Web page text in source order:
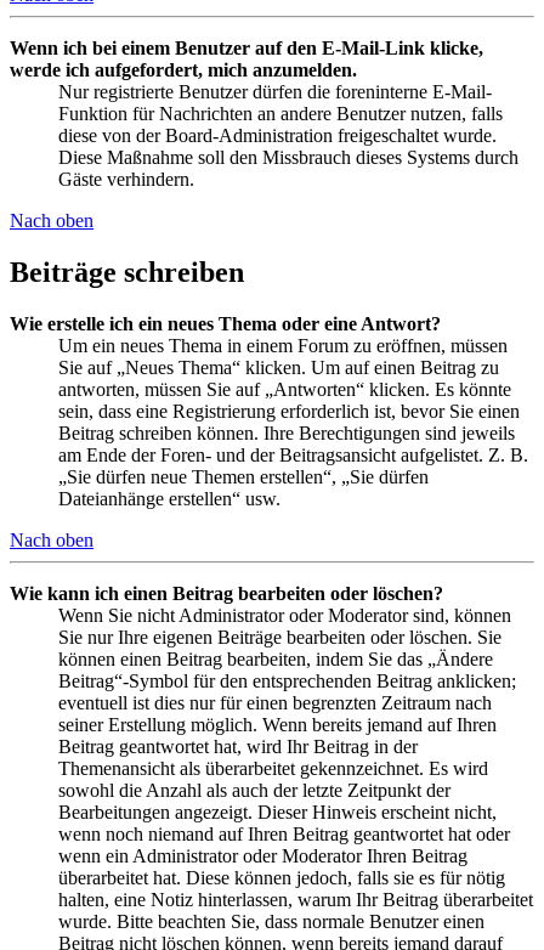
Wenn ich bei einem Benutzer auf den E-Mail-Link klicke,
werde ich aufgefordert, mich anzumelden.
Nur registrierte Benutzer dürfen die foreninterne E-Mail-
Funktion für Nachrichten an andere Benutzer nutzen, falls
diese von der Board-Administration freigeschaltet wurde.
Diese Maßnahme soll den Missbrauch dieses Systems durch
Gäste verhindern.
Nach oben
Beiträge schreiben
Wie erstelle ich ein neues Thema oder eine Antwort?
Um ein neues Thema in einem Forum zu eröffnen, müssen
Sie auf „Neues Thema“ klicken. Um auf einen Beitrag zu
antworten, müssen Sie auf „Antworten“ klicken. Es könnte
sein, dass eine Registrierung erforderlich ist, bevor Sie einen
Beitrag schreiben können. Ihre Berechtigungen sind jeweils
am Ende der Foren- und der Beitragsansicht aufgelistet. Z. B.
„Sie dürfen neue Themen erstellen“, „Sie dürfen
Dateianhänge erstellen“ usw.
Nach oben
Wie kann ich einen Beitrag bearbeiten oder löschen?
Wenn Sie nicht Administrator oder Moderator sind, können
Sie nur Ihre eigenen Beiträge bearbeiten oder löschen. Sie
können einen Beitrag bearbeiten, indem Sie das „Ändere
Beitrag“-Symbol für den entsprechenden Beitrag anklicken;
eventuell ist dies nur für einen begrenzten Zeitraum nach
seiner Erstellung möglich. Wenn bereits jemand auf Ihren
Beitrag geantwortet hat, wird Ihr Beitrag in der
Themenansicht als überarbeitet gekennzeichnet. Es wird
sowohl die Anzahl als auch der letzte Zeitpunkt der
Bearbeitungen angezeigt. Dieser Hinweis erscheint nicht,
wenn noch niemand auf Ihren Beitrag geantwortet hat oder
wenn ein Administrator oder Moderator Ihren Beitrag
überarbeitet hat. Diese können jedoch, falls sie es für nötig
halten, eine Notiz hinterlassen, warum Ihr Beitrag überarbeitet
wurde. Bitte beachten Sie, dass normale Benutzer einen
Beitrag nicht löschen können, wenn bereits jemand darauf